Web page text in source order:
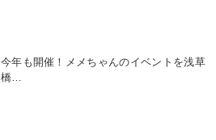
今年も開催！メメちゃんのイベントを浅草
橋…